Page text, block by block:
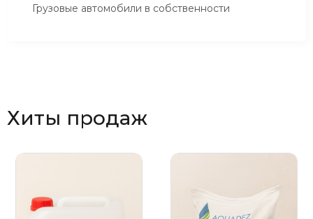
Грузовые автомобили в собственности
Хиты продаж